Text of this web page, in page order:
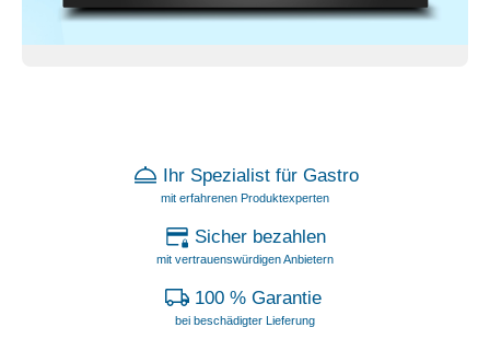
Ihr Spezialist für Gastro
mit erfahrenen Produktexperten
Sicher bezahlen
mit vertrauenswürdigen Anbietern
100 % Garantie
bei beschädigter Lieferung